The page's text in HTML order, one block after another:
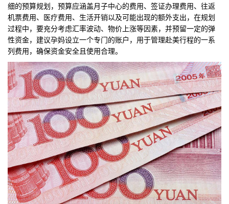
细的预算规划，预算应涵盖月子中心的费用、签证办理费用、往返
机票费用、医疗费用、生活开销以及可能出现的额外支出，在规划
过程中，要充分考虑汇率波动、物价上涨等因素，并预留一定的弹
性资金，建议孕妈设立一个专门的账户，用于管理赴美行程的一系
列费用，确保资金安全且使用合理。